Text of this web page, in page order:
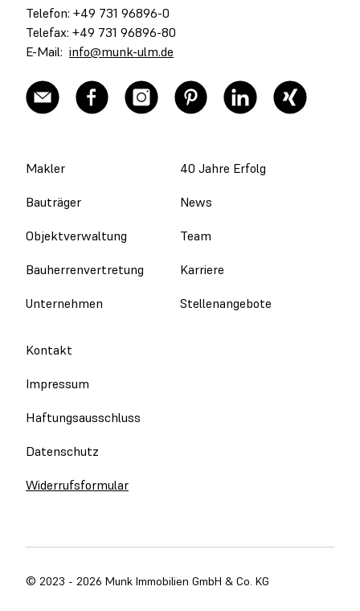
Telefon: +49 731 96896-0
Telefax: +49 731 96896-80
E-Mail: info@munk-ulm.de
Makler
Bauträger
Objektverwaltung
Bauherrenvertretung
Unternehmen
40 Jahre Erfolg
News
Team
Karriere
Stellenangebote
Kontakt
Impressum
Haftungsausschluss
Datenschutz
Widerrufsformular
© 2023 - 2026 Munk Immobilien GmbH & Co. KG